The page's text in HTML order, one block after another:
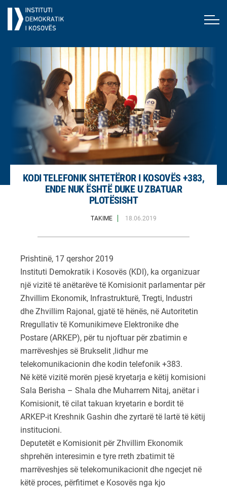
KODI TELEFONIK SHTETËROR I KOSOVËS +383,
ENDE NUK ËSHTË DUKE U ZBATUAR
PLOTËSISHT
TAKIME 18.06.2019
Prishtinë, 17 qershor 2019
Instituti Demokratik i Kosovës (KDI), ka organizuar
një vizitë të anëtarëve të Komisionit parlamentar për
Zhvillim Ekonomik, Infrastrukturë, Tregti, Industri
dhe Zhvillim Rajonal, gjatë të hënës, në Autoritetin
Rregullativ të Komunikimeve Elektronike dhe
Postare (ARKEP), për tu njoftuar për zbatimin e
marrëveshjes së Brukselit ,lidhur me
telekomunikacionin dhe kodin telefonik +383.
Në këtë vizitë morën pjesë kryetarja e këtij komisioni
Sala Berisha – Shala dhe Muharrem Nitaj, anëtar i
Komisionit, të cilat takuan kryetarin e bordit të
ARKEP-it Kreshnik Gashin dhe zyrtarë të lartë të këtij
institucioni.
Deputetët e Komisionit për Zhvillim Ekonomik
shprehën interesimin e tyre rreth zbatimit të
marrëveshjes së telekomunikacionit dhe ngecjet në
këtë proces, përfitimet e Kosovës nga kjo